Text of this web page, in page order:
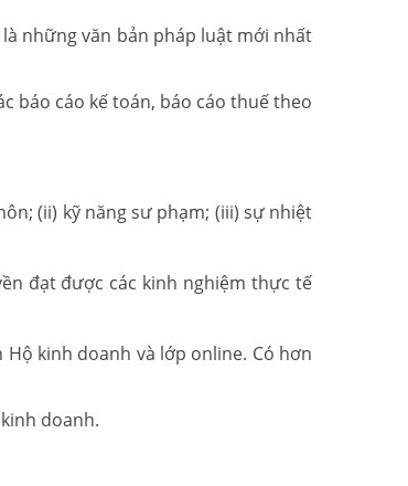
là những văn bản pháp luật mới nhất
báo cáo kế toán, báo cáo thuế theo
(ii) kỹ năng sư phạm; (iii) sự nhiệt
đạt được các kinh nghiệm thực tế
kinh doanh và lớp online. Có hơn
doanh.